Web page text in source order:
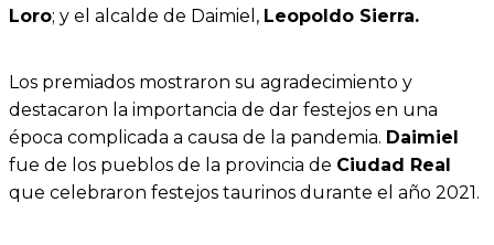
Loro; y el alcalde de Daimiel, Leopoldo Sierra.
Los premiados mostraron su agradecimiento y
destacaron la importancia de dar festejos en una
época complicada a causa de la pandemia. Daimiel
fue de los pueblos de la provincia de Ciudad Real
que celebraron festejos taurinos durante el año 2021.